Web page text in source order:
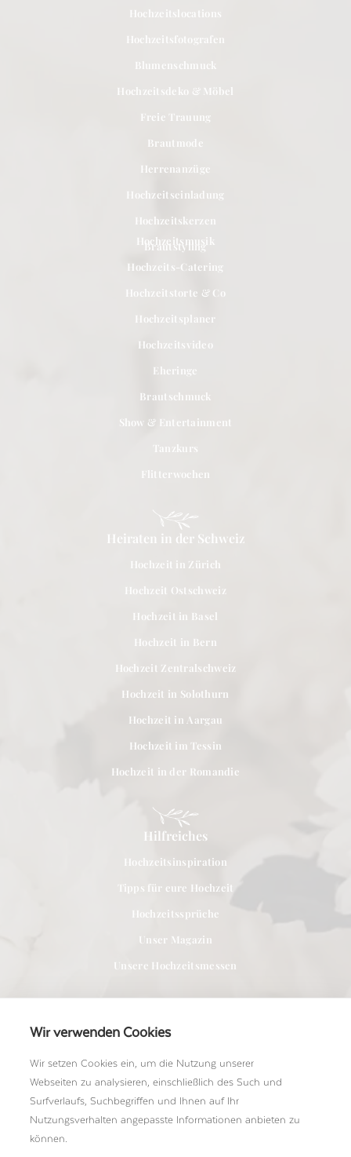
Wir verwenden Cookies
Wir setzen Cookies ein, um die Nutzung unserer
Webseiten zu analysieren, einschließlich des Such und
Surfverlaufs, Suchbegriffen und Ihnen auf Ihr
Nutzungsverhalten angepasste Informationen anbieten zu
können.
Hochzeitslocations
Hochzeitsfotografen
Blumenschmuck
Hochzeitsdeko & Möbel
Freie Trauung
Brautmode
Herrenanzüge
Hochzeitseinladung
Hochzeitskerzen
Brautstyling
Hochzeitsmusik
Hochzeits-Catering
Hochzeitstorte & Co
Hochzeitsplaner
Hochzeitsvideo
Eheringe
Brautschmuck
Show & Entertainment
Tanzkurs
Flitterwochen
Heiraten in der Schweiz
Hochzeit in Zürich
Hochzeit Ostschweiz
Hochzeit in Basel
Hochzeit in Bern
Hochzeit Zentralschweiz
Hochzeit in Solothurn
Hochzeit in Aargau
Hochzeit im Tessin
Hochzeit in der Romandie
Hilfreiches
Hochzeitsinspiration
Tipps für eure Hochzeit
Hochzeitssprüche
Unser Magazin
Unsere Hochzeitsmessen
Für Anbieter
Bei uns Mitglied werden
Ein Shooting einreichen